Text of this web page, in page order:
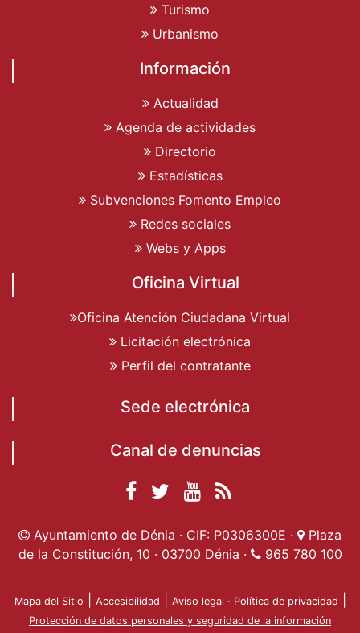
Turismo
Urbanismo
Información
Actualidad
Agenda de actividades
Directorio
Estadísticas
Subvenciones Fomento Empleo
Redes sociales
Webs y Apps
Oficina Virtual
Oficina Atención Ciudadana Virtual
Licitación electrónica
Perfil del contratante
Sede electrónica
Canal de denuncias
Facebook
Ayuntamiento de
Dénia
Ayuntamiento de
Dénia
Ayuntamiento
de Dénia
Actualidad
Ayuntamiento de Dénia · CIF: P0306300E ·
Plaza
de la Constitución, 10 · 03700 Dénia ·
965 780 100
Mapa del Sitio Accesibilidad Aviso legal · Política de privacidad
Protección de datos personales y seguridad de la información